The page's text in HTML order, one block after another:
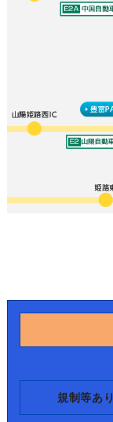
規制等あり